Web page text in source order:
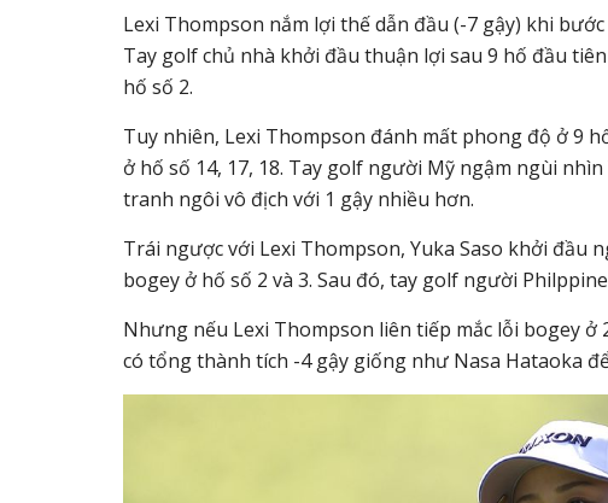
Lexi Thompson nắm lợi thế dẫn đầu (-7 gậy) khi
Tay golf chủ nhà khởi đầu thuận lợi sau 9 hố đầu
hố số 2.
Tuy nhiên, Lexi Thompson đánh mất phong độ ở 9
ở hố số 14, 17, 18. Tay golf người Mỹ ngậm ngùi nhìn
tranh ngôi vô địch với 1 gậy nhiều hơn.
Trái ngược với Lexi Thompson, Yuka Saso khởi đầu
bogey ở hố số 2 và 3. Sau đó, tay golf người
Nhưng nếu Lexi Thompson liên tiếp mắc lỗi bogey ở
có tổng thành tích -4 gậy giống như Nasa Hataoka